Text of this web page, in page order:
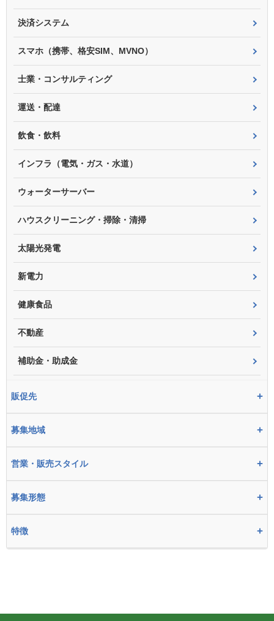
決済システム
スマホ（携帯、格安SIM、MVNO）
士業・コンサルティング
運送・配達
飲食・飲料
インフラ（電気・ガス・水道）
ウォーターサーバー
ハウスクリーニング・掃除・清掃
太陽光発電
新電力
健康食品
不動産
補助金・助成金
販促先 +
募集地域 +
営業・販売スタイル +
募集形態 +
特徴 +